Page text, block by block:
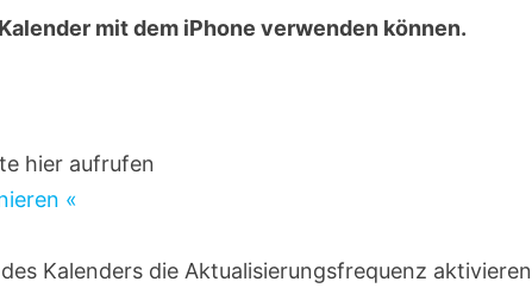
mit dem iPhone verwenden können.
hier aufrufen
«
Kalenders die Aktualisierungsfrequenz aktivieren